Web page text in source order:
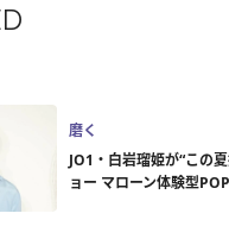
磨く
JO1・白岩瑠姫が“この
ョー マローン体験型